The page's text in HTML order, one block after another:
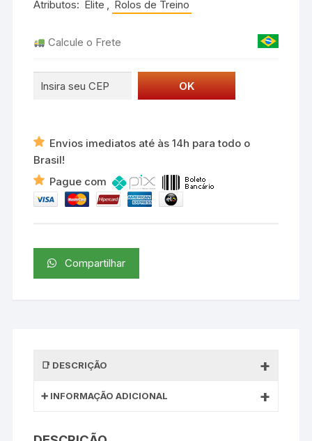
Atributos: Elite , Rolos de Treino
Calcule o Frete
Envios imediatos até às 14h para todo o
Brasil!
Pague com
Compartilhar
DESCRIÇÃO
INFORMAÇÃO ADICIONAL